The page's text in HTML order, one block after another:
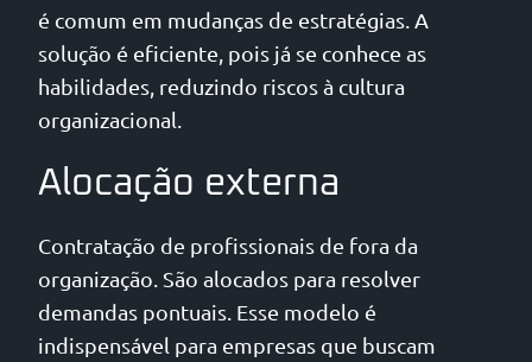
é comum em mudanças de estratégias. A
solução é eficiente, pois já se conhece as
habilidades, reduzindo riscos à cultura
organizacional.
Alocação externa
Contratação de profissionais de fora da
organização. São alocados para resolver
demandas pontuais. Esse modelo é
indispensável para empresas que buscam